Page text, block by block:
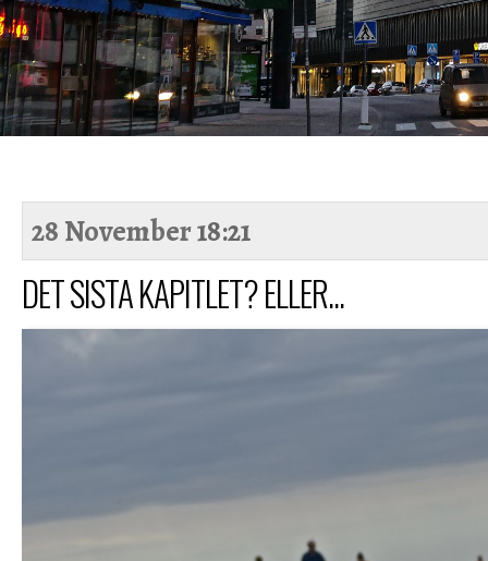
28 November18:21
DET SISTA KAPITLET? ELLER...